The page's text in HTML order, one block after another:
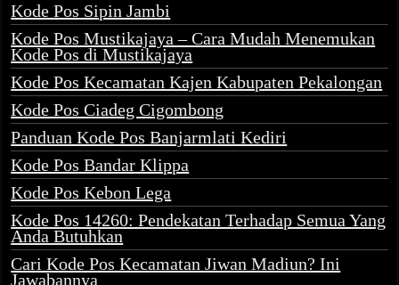
Kode Pos Sipin Jambi
Kode Pos Mustikajaya – Cara Mudah Menemukan
Kode Pos di Mustikajaya
Kode Pos Kecamatan Kajen Kabupaten Pekalongan
Kode Pos Ciadeg Cigombong
Panduan Kode Pos Banjarmlati Kediri
Kode Pos Bandar Klippa
Kode Pos Kebon Lega
Kode Pos 14260: Pendekatan Terhadap Semua Yang
Anda Butuhkan
Cari Kode Pos Kecamatan Jiwan Madiun? Ini
Jawabannya